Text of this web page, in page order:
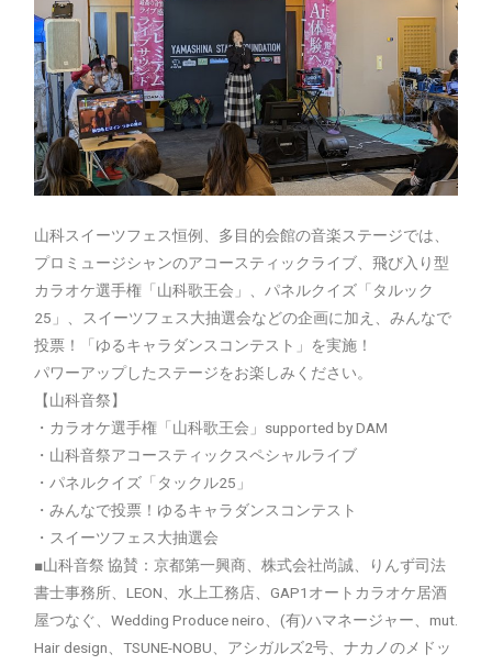
山科スイーツフェス恒例、多目的会館の音楽ステージでは、
プロミュージシャンのアコースティックライブ、飛び入り型
カラオケ選手権「山科歌王会」、パネルクイズ「タルック
25」、スイーツフェス大抽選会などの企画に加え、みんなで
投票！「ゆるキャラダンスコンテスト」を実施！
パワーアップしたステージをお楽しみください。
【山科音祭】
・カラオケ選手権「山科歌王会」supported by DAM
・山科音祭アコースティックスペシャルライブ
・パネルクイズ「タックル25」
・みんなで投票！ゆるキャラダンスコンテスト
・スイーツフェス大抽選会
■山科音祭 協賛：京都第一興商、株式会社尚誠、りんず司法
書士事務所、LEON、水上工務店、GAP1オートカラオケ居酒
屋つなぐ、Wedding Produce neiro、(有)ハマネージャー、mut.
Hair design、TSUNE-NOBU、アシガルズ2号、ナカノのメドッ